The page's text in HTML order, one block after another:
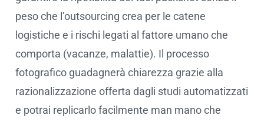
peso che l’outsourcing crea per le catene
logistiche e i rischi legati al fattore umano che
comporta (vacanze, malattie). Il processo
fotografico guadagnerà chiarezza grazie alla
razionalizzazione offerta dagli studi automatizzati
e potrai replicarlo facilmente man mano che